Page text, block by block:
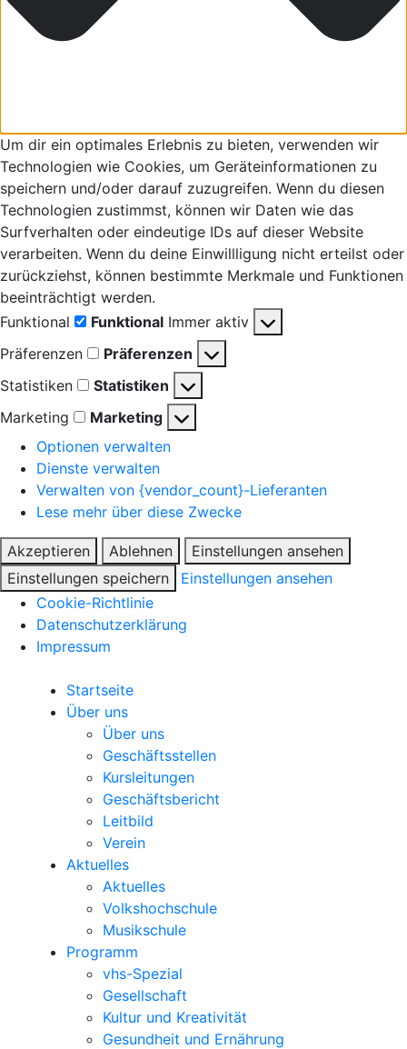
Um dir ein optimales Erlebnis zu bieten, verwenden wir
Technologien wie Cookies, um Geräteinformationen zu
speichern und/oder darauf zuzugreifen. Wenn du diesen
Technologien zustimmst, können wir Daten wie das
Surfverhalten oder eindeutige IDs auf dieser Website
verarbeiten. Wenn du deine Einwillligung nicht erteilst oder
zurückziehst, können bestimmte Merkmale und Funktionen
beeinträchtigt werden.
Funktional
Funktional Immer aktiv
Präferenzen
Präferenzen
Statistiken
Statistiken
Marketing
Marketing
Optionen verwalten
Dienste verwalten
Verwalten von {vendor_count}-Lieferanten
Lese mehr über diese Zwecke
Akzeptieren Ablehnen
Einstellungen ansehen
Einstellungen speichern
Einstellungen ansehen
Cookie-Richtlinie
Datenschutzerklärung
Impressum
Startseite
Über uns
Über uns
Geschäftsstellen
Kursleitungen
Geschäftsbericht
Leitbild
Verein
Aktuelles
Aktuelles
Volkshochschule
Musikschule
Programm
vhs-Spezial
Gesellschaft
Kultur und Kreativität
Gesundheit und Ernährung